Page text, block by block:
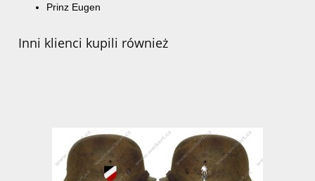
Prinz Eugen
Inni klienci kupili również